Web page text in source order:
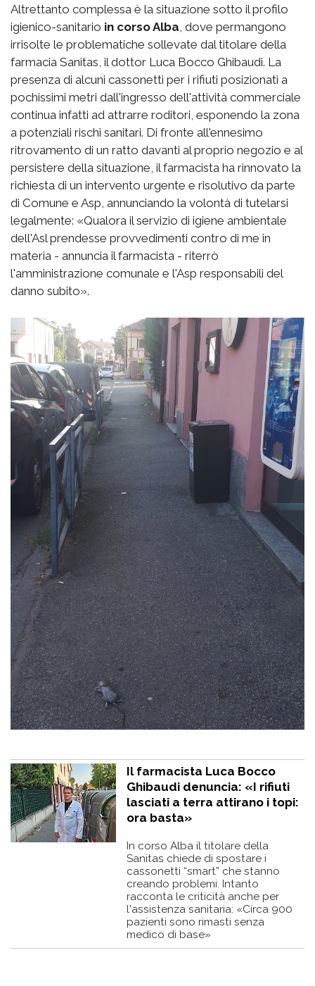
Altrettanto complessa è la situazione sotto il profilo
igienico-sanitario in corso Alba , dove permangono
irrisolte le problematiche sollevate dal titolare della
farmacia Sanitas, il dottor Luca Bocco Ghibaudi. La
presenza di alcuni cassonetti per i rifiuti posizionati a
pochissimi metri dall'ingresso dell'attività commerciale
continua infatti ad attrarre roditori, esponendo la zona
a potenziali rischi sanitari. Di fronte all'ennesimo
ritrovamento di un ratto davanti al proprio negozio e al
persistere della situazione, il farmacista ha rinnovato la
richiesta di un intervento urgente e risolutivo da parte
di Comune e Asp, annunciando la volontà di tutelarsi
legalmente: «Qualora il servizio di igiene ambientale
dell'Asl prendesse provvedimenti contro di me in
materia - annuncia il farmacista - riterrò
l'amministrazione comunale e l'Asp responsabili del
danno subito».
Il farmacista Luca Bocco
Ghibaudi denuncia: «I rifiuti
lasciati a terra attirano i topi:
ora basta»
In corso Alba il titolare della
Sanitas chiede di spostare i
cassonetti “smart” che stanno
creando problemi. Intanto
racconta le criticità anche per
l'assistenza sanitaria: «Circa 900
pazienti sono rimasti senza
medico di base»